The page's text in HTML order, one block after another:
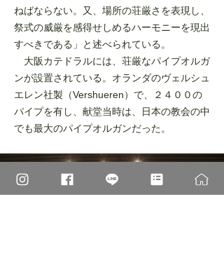
ねばならない。又、場所の荘厳さを表現し、
祭式の威厳を感得せしめるハーモニーを現出
すべきである」と述べられている。
大阪カテドラルには、荘厳なパイプオルガ
ンが設置されている。オランダのヴェルシュ
エレン社製（Vershueren）で、２４００の
パイプを有し、献堂当時は、日本の教会の中
でも最大のパイプオルガンだった。